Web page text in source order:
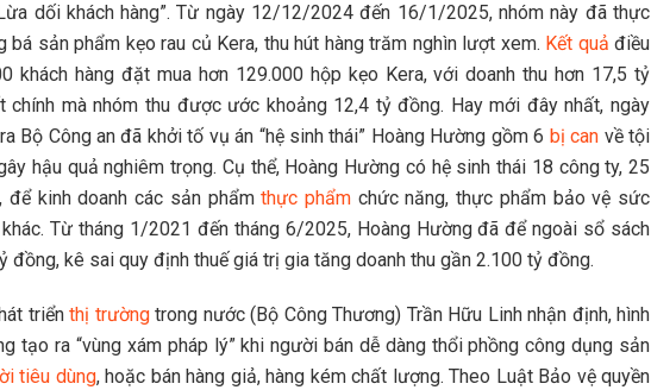
dối khách hàng”. Từ ngày 12/12/2024 đến 16/1/2025, nhóm này đã thực
bá sản phẩm kẹo rau củ Kera, thu hút hàng trăm nghìn lượt xem. Kết quả điều
khách hàng đặt mua hơn 129.000 hộp kẹo Kera, với doanh thu hơn 17,5 tỷ
chính mà nhóm thu được ước khoảng 12,4 tỷ đồng. Hay mới đây nhất, ngày
Bộ Công an đã khởi tố vụ án “hệ sinh thái” Hoàng Hường gồm 6 bị can về tội
hậu quả nghiêm trọng. Cụ thể, Hoàng Hường có hệ sinh thái 18 công ty, 25
để kinh doanh các sản phẩmthực phẩm chức năng, thực phẩm bảo vệ sức
Từ tháng 1/2021 đến tháng 6/2025, Hoàng Hường đã để ngoài sổ sách
đồng, kê sai quy định thuế giá trị gia tăng doanh thu gần 2.100 tỷ đồng.
triển thị trườngtrong nước (Bộ Công Thương) Trần Hữu Linh nhận định, hình
tạo ra “vùng xám pháp lý” khi người bán dễ dàng thổi phồng công dụng sản
tiêu dùng, hoặc bán hàng giả, hàng kém chất lượng. Theo Luật Bảo vệ quyền